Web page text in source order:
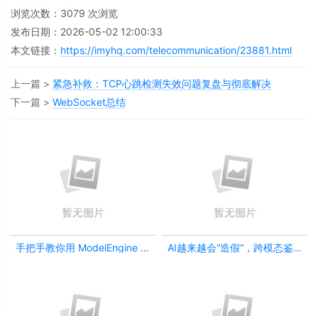
浏览次数： 3079 次浏览
发布日期：2026-05-02 12:00:33
本文链接： https://imyhq.com/telecommunication/23881.html
上一篇 > 紧急补救：TCP心跳检测失效问题复盘与彻底解决
下一篇 > WebSocket总结
手把手教你用 ModelEngine 打
AI越来越会“造假“，跨模态鉴伪